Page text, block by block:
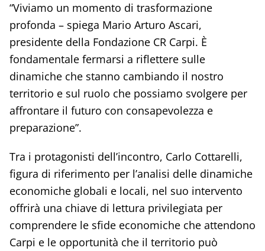
“Viviamo un momento di trasformazione
profonda – spiega Mario Arturo Ascari,
presidente della Fondazione CR Carpi. È
fondamentale fermarsi a riflettere sulle
dinamiche che stanno cambiando il nostro
territorio e sul ruolo che possiamo svolgere per
affrontare il futuro con consapevolezza e
preparazione”.
Tra i protagonisti dell’incontro, Carlo Cottarelli,
figura di riferimento per l’analisi delle dinamiche
economiche globali e locali, nel suo intervento
offrirà una chiave di lettura privilegiata per
comprendere le sfide economiche che attendono
Carpi e le opportunità che il territorio può